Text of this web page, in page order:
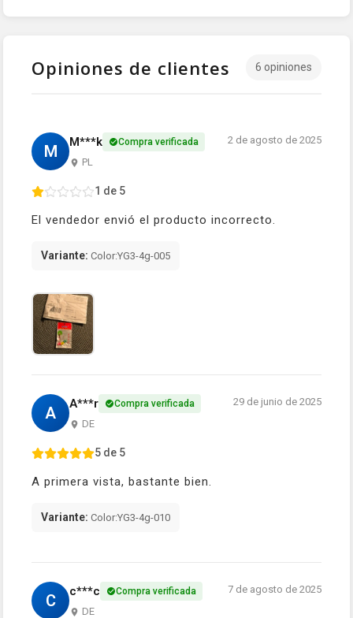
Opiniones de clientes 6 opiniones
M M***k Compra verificada
PL
2 de agosto de 2025
1 de 5
El vendedor envió el producto incorrecto.
Variante: Color:YG3-4g-005
A A***r Compra verificada
DE
29 de junio de 2025
5 de 5
A primera vista, bastante bien.
Variante: Color:YG3-4g-010
C c***c Compra verificada
DE
7 de agosto de 2025